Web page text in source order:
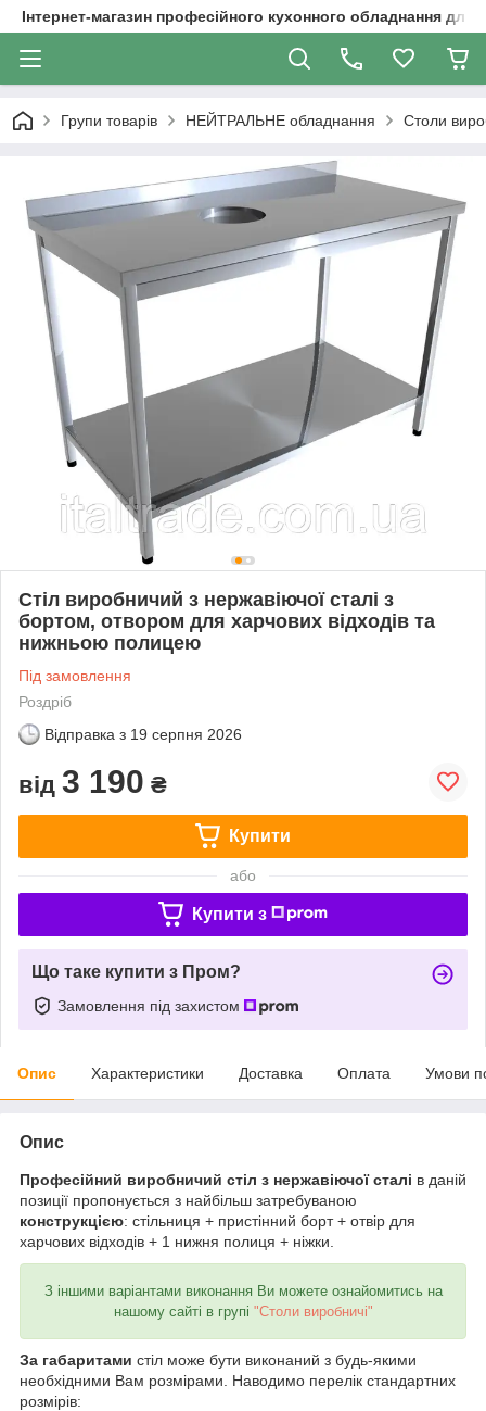
Інтернет-магазин професійного кухонного обладнання
Групи товарів НЕЙТРАЛЬНЕ обладнання Столи
Стіл виробничий з нержавіючої сталі з
бортом, отвором для харчових відходів та
нижньою полицею
Під замовлення
Роздріб
Відправка з 19 серпня 2026
від 3 190 ₴
Купити
або
Купити з
Що таке купити з Пром?
Замовлення під захистом
Опис Характеристики Доставка Оплата Умови
Опис
Професійний виробничий стіл з нержавіючої сталі в даній
позиції пропонується з найбільш затребуваною
конструкцією: стільниця + пристінний борт + отвір для
харчових відходів + 1 нижня полиця + ніжки.
З іншими варіантами виконання Ви можете ознайомитись на
нашому сайті в групі "Столи виробничі"
За габаритами стіл може бути виконаний з будь-якими
необхідними Вам розмірами. Наводимо перелік стандартних
розмірів: